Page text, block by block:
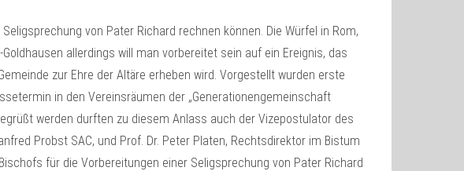
von Pater Richard rechnen können. Die Würfel in Rom,
allerdings will man vorbereitet sein auf ein Ereignis, das
zur Ehre der Altäre erheben wird. Vorgestellt wurden erste
in den Vereinsräumen der „Generationengemeinschaft
werden durften zu diesem Anlass auch der Vizepostulator des
Probst SAC, und Prof. Dr. Peter Platen, Rechtsdirektor im Bistum
für die Vorbereitungen einer Seligsprechung von Pater Richard